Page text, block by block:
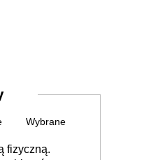
Wybrane
fizyczną.